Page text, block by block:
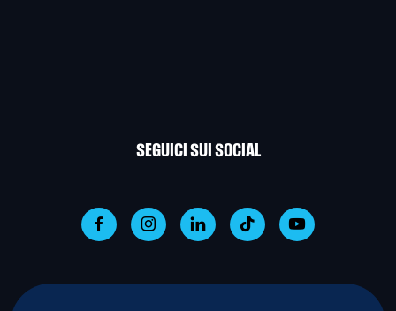
SEGUICI SUI SOCIAL